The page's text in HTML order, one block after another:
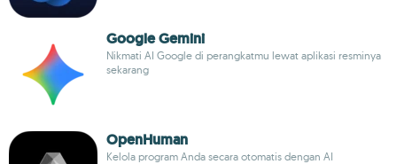
Google Gemini
Nikmati AI Google di perangkatmu lewat aplikasi resminya
sekarang
OpenHuman
Kelola program Anda secara otomatis dengan AI